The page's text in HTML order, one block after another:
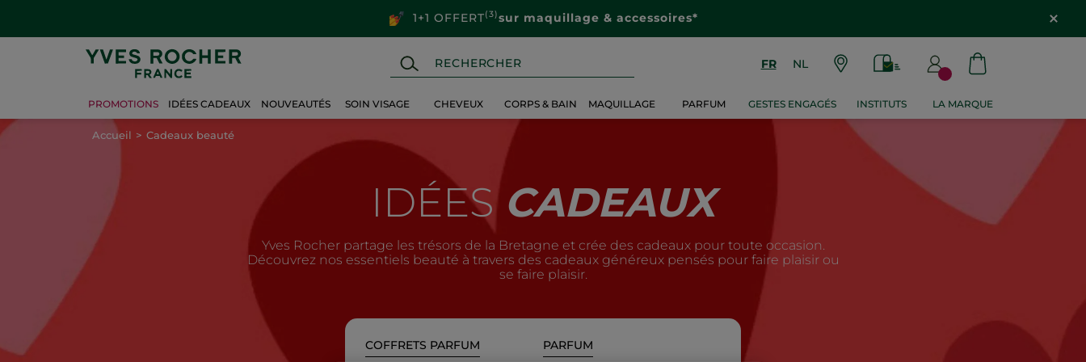
1+1 OFFERT(3)sur maquillage & accessoires*
FR NL
PROMOTIONS IDÉES CADEAUX NOUVEAUTÉS SOIN VISAGE CHEVEUX CORPS & BAIN MAQUILLAGE PARFUM GESTES ENGAGÉS INSTITUTS LA MARQUE
Accueil Cadeaux beauté
IDÉESCADEAUX
Yves Rocher partage les trésors de la Bretagne et crée des cadeaux pour toute occasion.
Découvrez nos essentiels beauté à travers des cadeaux généreux pensés pour faire plaisir ou
se faire plaisir.
COFFRETS PARFUM
PARFUM